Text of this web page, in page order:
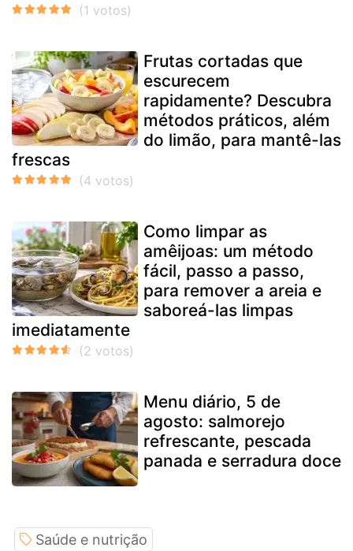
Frutas cortadas que
escurecem
rapidamente? Descubra
métodos práticos, além
do limão, para mantê-las
frescas
Como limpar as
amêijoas: um método
fácil, passo a passo,
para remover a areia e
saboreá-las limpas
imediatamente
Menu diário, 5 de
agosto: salmorejo
refrescante, pescada
panada e serradura doce
Saúde e nutrição